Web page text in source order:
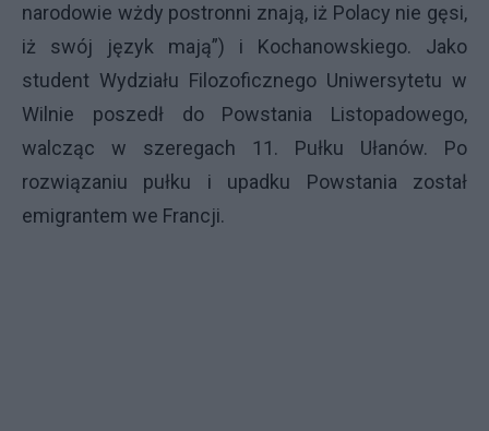
narodowie wżdy postronni znają, iż Polacy nie gęsi,
iż swój język mają”) i Kochanowskiego. Jako
student Wydziału Filozoficznego Uniwersytetu w
Wilnie poszedł do Powstania Listopadowego,
walcząc w szeregach 11. Pułku Ułanów. Po
rozwiązaniu pułku i upadku Powstania został
emigrantem we Francji.